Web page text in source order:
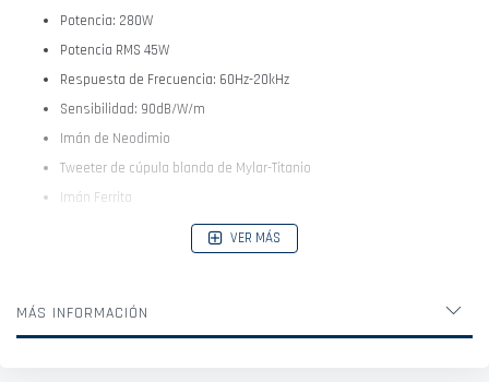
Potencia: 280W
Potencia RMS 45W
Respuesta de Frecuencia: 60Hz-20kHz
Sensibilidad: 90dB/W/m
Imán de Neodimio
Tweeter de cúpula blanda de Mylar-Titanio
Imán Ferrita
Cono de pulpa de fibra natural
VER MÁS
MÁS INFORMACIÓN